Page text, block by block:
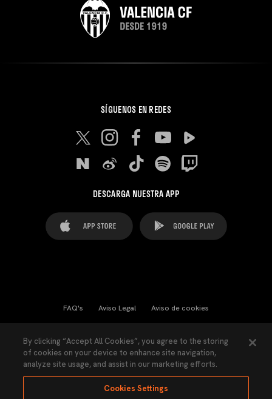
SÍGUENOS EN REDES
DESCARGA NUESTRA APP
FAQ's Aviso Legal Aviso de cookies
Ley Transparencia Política de Privacidad
Accesibilidad
By clicking “Accept All Cookies”, you agree to the storing
of cookies on your device to enhance site navigation,
analyze site usage, and assist in our marketing efforts.
Cookies Settings